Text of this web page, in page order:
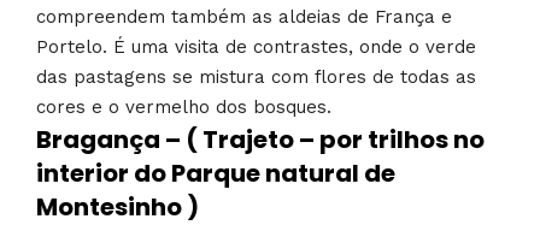
compreendem também as aldeias de França e
Portelo. É uma visita de contrastes, onde o verde
das pastagens se mistura com flores de todas as
cores e o vermelho dos bosques.
Bragança – ( Trajeto – por trilhos no
interior do Parque natural de
Montesinho )